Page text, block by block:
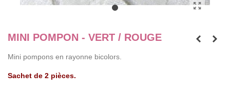
MINI POMPON - VERT / ROUGE
Mini pompons en rayonne bicolors.
Sachet de 2 pièces.